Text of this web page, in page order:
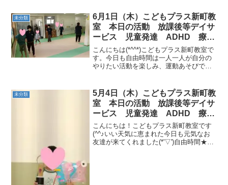
ストーン→くねくね平均台、足形→サツ
マイモ...
未分類
6月1日（木）こどもプラス新町教
室 本日の活動 放課後等デイサ
ービス 児童発達 ADHD 療
育 発達障がい
こんにちは(*^^*)こどもプラス新町教室で
す。今日も自由時間は一人一人が自分の
やりたい活動を楽しみ、運動あそびで
の音に合わせて、歩いたり走ったりスキ
ップをしたりして進...
未分類
5月4日（木）こどもプラス新町教
室 本日の活動 放課後等デイサ
ービス 児童発達 ADHD 療
育 発達障がい
こんにちは！こどもプラス新町教室です
(^^♪いい天気に恵まれた今日も元気なお
友達が来てくれました(*'▽')自由時間★製